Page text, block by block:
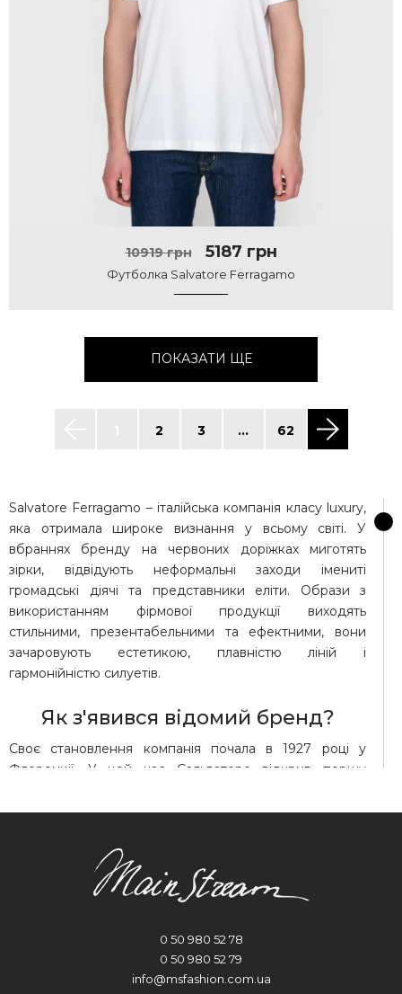
10919 грн 5187 грн
Футболка Salvatore Ferragamo
ПОКАЗАТИ ЩЕ
2 3 ... 62
Salvatore Ferragamo – італійська компанія класу luxury,
яка отримала широке визнання у всьому світі. У
вбраннях бренду на червоних доріжках миготять
зірки, відвідують неформальні заходи імениті
громадські діячі та представники еліти. Образи з
використанням фірмової продукції виходять
стильними, презентабельними та ефектними, вони
зачаровують естетикою, плавністю ліній і
гармонійністю силуетів.
Як з'явився відомий бренд?
Своє становлення компанія почала в 1927 році у
Флоренції. У цей час Сальваторе відкрив першу
взуття для впливових і вимогливих клієнтів. Оскільки
його швидко помітили і піднесли на п'єдестал фешн-
освоював нові стежки, пробував сили в різних
напрямках. Він дивував публіку не тільки
революційними моделями босоніжок і туфель, які були
0 50 980 52 78
0 50 980 52 79
info@msfashion.com.ua